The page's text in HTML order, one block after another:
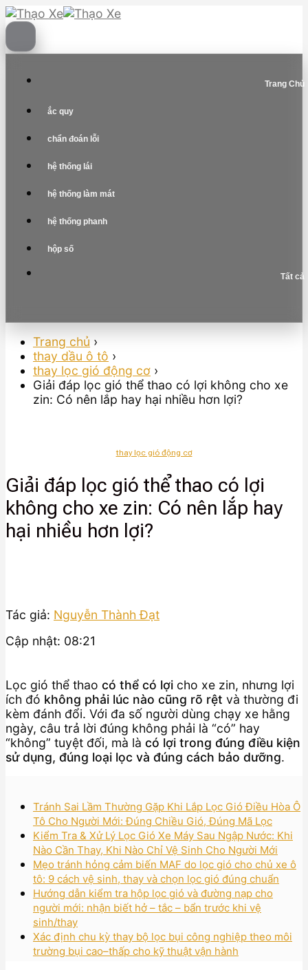
Skip
to
content
Trang Chủ
ắc quy
chẩn đoán lỗi
hệ thống lái
hệ thống làm mát
hệ thống phanh
hộp số
Tất cả
Trang chủ ›
thay dầu ô tô ›
thay lọc gió động cơ ›
Giải đáp lọc gió thể thao có lợi không cho xe
zin: Có nên lắp hay hại nhiều hơn lợi?
thay lọc gió động cơ
Giải đáp lọc gió thể thao có lợi
không cho xe zin: Có nên lắp hay
hại nhiều hơn lợi?
Tác giả: Nguyễn Thành Đạt
Cập nhật: 08:21
Lọc gió thể thao có thể có lợi cho xe zin, nhưng lợi
ích đó không phải lúc nào cũng rõ rệt và thường đi
kèm đánh đổi. Với đa số người dùng chạy xe hằng
ngày, câu trả lời đúng không phải là “có” hay
“không” tuyệt đối, mà là có lợi trong đúng điều kiện
sử dụng, đúng loại lọc và đúng cách bảo dưỡng.
Tránh Sai Lầm Thường Gặp Khi Lắp Lọc Gió Điều Hòa Ô
Tô Cho Người Mới: Đúng Chiều Gió, Đúng Mã Lọc
Kiểm Tra & Xử Lý Lọc Gió Xe Máy Sau Ngập Nước: Khi
Nào Cần Thay, Khi Nào Chỉ Vệ Sinh Cho Người Mới
Mẹo tránh hỏng cảm biến MAF do lọc gió cho chủ xe ô
tô: 9 cách vệ sinh, thay và chọn lọc gió đúng chuẩn
Hướng dẫn kiểm tra hộp lọc gió và đường nạp cho
người mới: nhận biết hở – tắc – bẩn trước khi vệ
sinh/thay
Xác định chu kỳ thay bộ lọc bụi công nghiệp theo môi
trường bụi cao–thấp cho kỹ thuật vận hành